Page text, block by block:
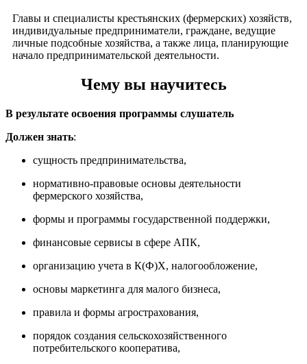
Главы и специалисты крестьянских (фермерских) хозяйств,
индивидуальные предприниматели, граждане, ведущие
личные подсобные хозяйства, а также лица, планирующие
начало предпринимательской деятельности.
Чему вы научитесь
В результате освоения программы слушатель
Должен знать:
сущность предпринимательства,
нормативно-правовые основы деятельности
фермерского хозяйства,
формы и программы государственной поддержки,
финансовые сервисы в сфере АПК,
организацию учета в К(Ф)Х, налогообложение,
основы маркетинга для малого бизнеса,
правила и формы агрострахования,
порядок создания сельскохозяйственного
потребительского кооператива,